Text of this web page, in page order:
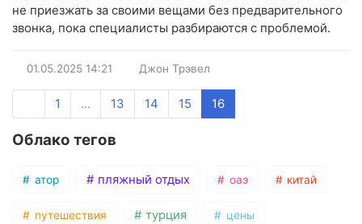
не приезжать за своими вещами без предварительного
звонка, пока специалисты разбираются с проблемой.
01.05.2025 14:21 Джон Трэвел
1 ... 13 14 15 16
Облако тегов
атор пляжный отдых оаэ китай
путешествия турция цены